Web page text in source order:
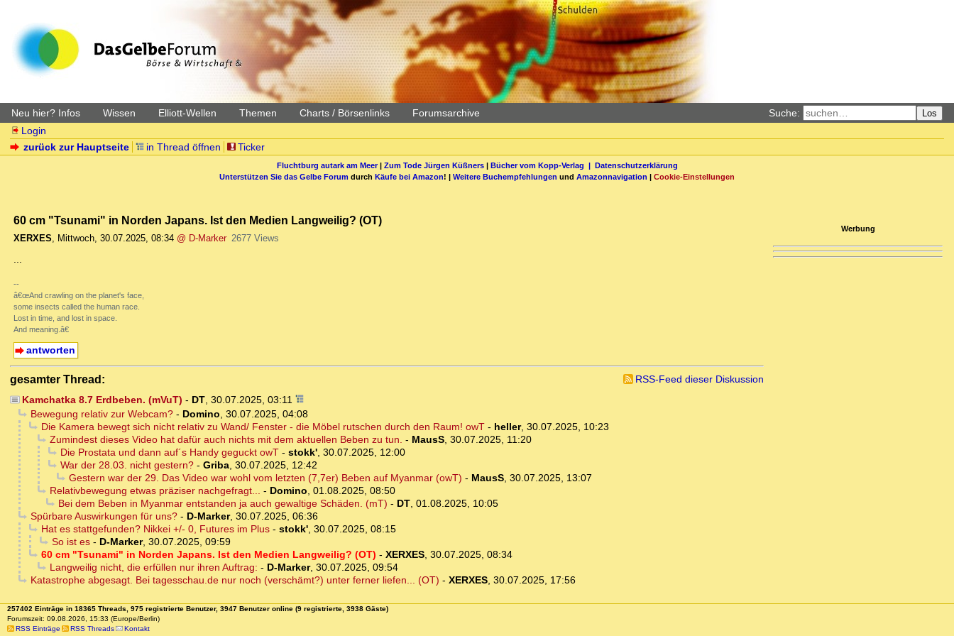
Neu hier? Infos Wissen Elliott-Wellen Themen Charts / Börsenlinks Forumsarchive Suche: Los
Login
zurück zur Hauptseite
in Thread öffnen Ticker
Fluchtburg autark am Meer| Zum Tode Jürgen Küßners| Bücher vom Kopp-Verlag | Datenschutzerklärung
Unterstützen Sie das Gelbe Forum durch Käufe bei Amazon! | Weitere Buchempfehlungen und Amazonnavigation | Cookie-Einstellungen
60 cm "Tsunami" in Norden Japans. Ist den Medien Langweilig? (OT)
XERXES, Mittwoch, 30.07.2025, 08:34 @ D-Marker 2677 Views
...
--
â€œAnd crawling on the planet's face,
some insects called the human race.
Lost in time, and lost in space.
And meaning.â€
antworten
gesamter Thread:
RSS-Feed dieser Diskussion
Kamchatka 8.7 Erdbeben. (mVuT) - DT, 30.07.2025, 03:11
Bewegung relativ zur Webcam?- Domino, 30.07.2025, 04:08
Die Kamera bewegt sich nicht relativ zu Wand/ Fenster - die Möbel rutschen durch den Raum! owT- heller, 30.07.2025, 10:23
Zumindest dieses Video hat dafür auch nichts mit dem aktuellen Beben zu tun. - MausS, 30.07.2025, 11:20
Die Prostata und dann auf´s Handy geguckt owT- stokk', 30.07.2025, 12:00
War der 28.03. nicht gestern?- Griba, 30.07.2025, 12:42
Gestern war der 29. Das Video war wohl vom letzten (7,7er) Beben auf Myanmar (owT) - MausS, 30.07.2025, 13:07
Relativbewegung etwas präziser nachgefragt... - Domino, 01.08.2025, 08:50
Bei dem Beben in Myanmar entstanden ja auch gewaltige Schäden. (mT) - DT, 01.08.2025, 10:05
Spürbare Auswirkungen für uns?- D-Marker, 30.07.2025, 06:36
Hat es stattgefunden? Nikkei +/- 0, Futures im Plus- stokk', 30.07.2025, 08:15
So ist es- D-Marker, 30.07.2025, 09:59
60 cm "Tsunami" in Norden Japans. Ist den Medien Langweilig? (OT) - XERXES, 30.07.2025, 08:34
Langweilig nicht, die erfüllen nur ihren Auftrag: - D-Marker, 30.07.2025, 09:54
Katastrophe abgesagt. Bei tagesschau.de nur noch (verschämt?) unter ferner liefen... (OT) - XERXES, 30.07.2025, 17:56
Werbung
257402 Einträge in 18365 Threads, 975 registrierte Benutzer, 3947 Benutzer online (9 registrierte, 3938 Gäste)
Forumszeit: 09.08.2026, 15:33 (Europe/Berlin)
RSS Einträge
RSS Threads Kontakt